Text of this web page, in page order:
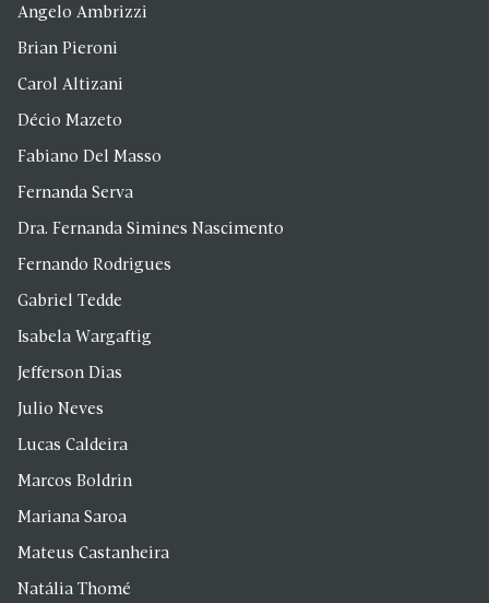
Angelo Ambrizzi
Brian Pieroni
Carol Altizani
Décio Mazeto
Fabiano Del Masso
Fernanda Serva
Dra. Fernanda Simines Nascimento
Fernando Rodrigues
Gabriel Tedde
Isabela Wargaftig
Jefferson Dias
Julio Neves
Lucas Caldeira
Marcos Boldrin
Mariana Saroa
Mateus Castanheira
Natália Thomé